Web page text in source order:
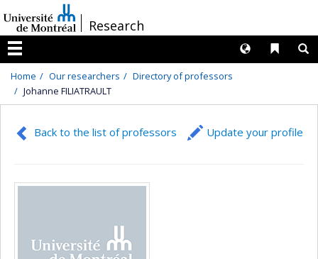
au
contenu
/Research
Menu
Liens
Langues
Home Our researchers
Directory of professors
Johanne FILIATRAULT
Back to the list of professors Update your profile